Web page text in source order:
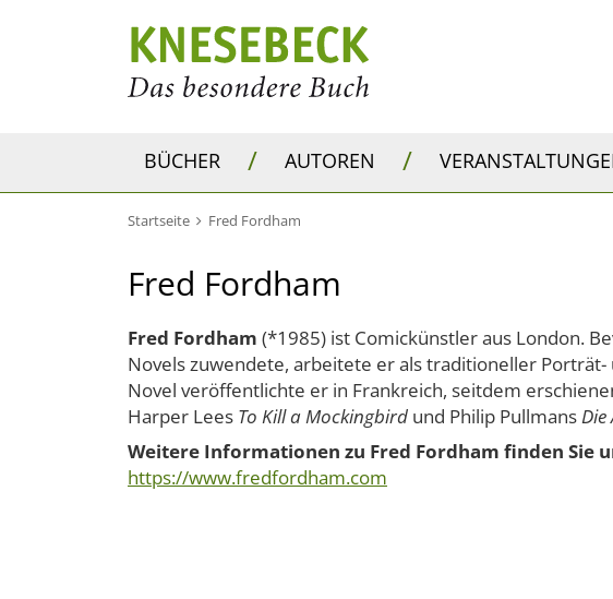
BÜCHER / AUTOREN /
Startseite Fred Fordham
Fred Fordham
Fred Fordham (*1985) ist Comickünstler aus London.
Novels zuwendete, arbeitete er als traditioneller
Novel veröffentlichte er in Frankreich, seitdem
Harper Lees To Kill a Mockingbird und Philip PullmansDie
Weitere Informationen zu Fred Fordham finden Sie
https://www.fredfordham.com